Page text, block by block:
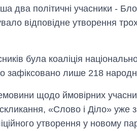
два політичні учасники -
відповідне утворення
була коаліція
зафіксовано лише 218
щодо ймовірних
«Слово і Діло» уже
утворення у новому